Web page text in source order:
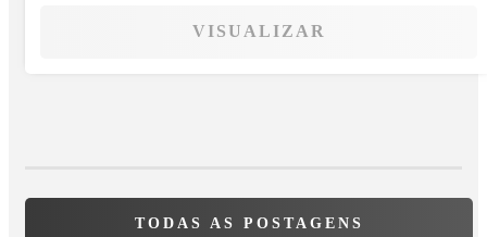
VISUALIZAR
TODAS AS POSTAGENS